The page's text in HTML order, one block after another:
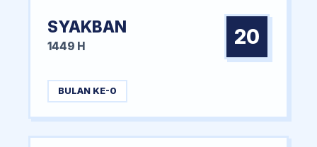
SYAKBAN
1449 H 20
BULAN KE-0